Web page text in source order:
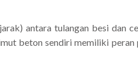
antara tulangan besi
beton sendiri memiliki